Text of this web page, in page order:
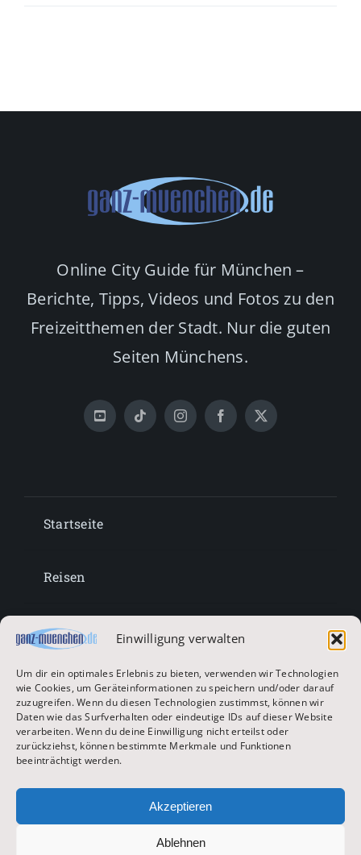
Einwilligung verwalten
Um dir ein optimales Erlebnis zu bieten, verwenden wir Technologien
wie Cookies, um Geräteinformationen zu speichern und/oder darauf
zuzugreifen. Wenn du diesen Technologien zustimmst, können wir
Daten wie das Surfverhalten oder eindeutige IDs auf dieser Website
verarbeiten. Wenn du deine Einwilligung nicht erteilst oder
zurückziehst, können bestimmte Merkmale und Funktionen
beeinträchtigt werden.
Akzeptieren
Ablehnen
Online City Guide für München –
Berichte, Tipps, Videos und Fotos zu den
Freizeitthemen der Stadt. Nur die guten
Seiten Münchens.
Startseite
Reisen
Lifestyle
Entertainment
Oktoberfest & Volksfeste
Zur Hauptseite